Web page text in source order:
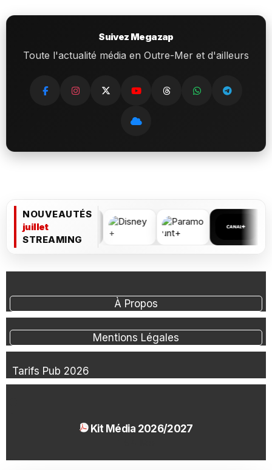
Suivez Megazap
Toute l'actualité média en Outre-Mer et d'ailleurs
NOUVEAUTÉS
juillet
STREAMING
À Propos
Mentions Légales
Tarifs Pub 2026
Kit Média 2026/2027